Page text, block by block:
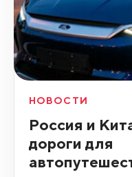
НОВОСТИ
Россия и
дороги для